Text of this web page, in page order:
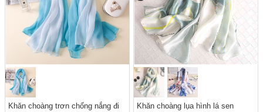
Khăn choàng trơn chống nắng đi
Khăn choàng lụa hình lá sen